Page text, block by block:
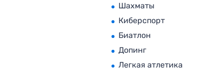
Шахматы
Киберспорт
Биатлон
Допинг
Легкая атлетика